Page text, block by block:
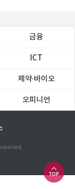
금융
ICT
제약∙바이오
오피니언